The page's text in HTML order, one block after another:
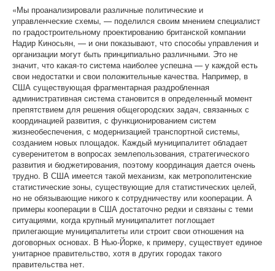
«Мы проанализировали различные политические и
управленческие схемы, — поделился своим мнением специалист
по градостроительному проектированию британской компании
Надир Киносьян, — и они показывают, что способы управления и
организации могут быть принципиально различными. Это не
значит, что какая-то система наиболее успешна — у каждой есть
свои недостатки и свои положительные качества. Например, в
США существующая фрагментарная раздробленная
административная система становится в определенный момент
препятствием для решения общегородских задач, связанных с
координацией развития, с функционированием систем
жизнеобеспечения, с модернизацией транспортной системы,
созданием новых площадок. Каждый муниципалитет обладает
суверенитетом в вопросах землепользования, стратегического
развития и бюджетирования, поэтому координация дается очень
трудно. В США имеется такой механизм, как метрополитенские
статистические зоны, существующие для статистических целей,
но не обязывающие никого к сотрудничеству или кооперации. А
примеры кооперации в США достаточно редки и связаны с теми
ситуациями, когда крупный муниципалитет поглощает
прилегающие муниципалитеты или строит свои отношения на
договорных основах. В Нью-Йорке, к примеру, существует единое
унитарное правительство, хотя в других городах такого
правительства нет.